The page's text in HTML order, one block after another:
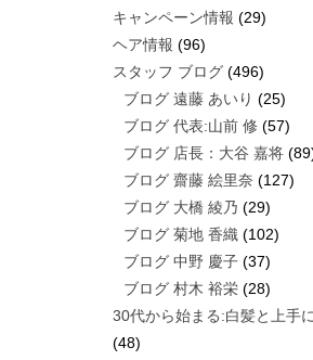
キャンペーン情報 (29)
ヘア情報 (96)
スタッフ ブログ (496)
ブログ 遠藤 あいり (25)
ブログ 代表:山前 修 (57)
ブログ 店長：大谷 嘉将
ブログ 齋藤 絵里奈 (127)
ブログ 大橋 綾乃 (29)
ブログ 菊地 香織 (102)
ブログ 中野 慶子 (37)
ブログ 村木 裕栄 (28)
30代から始まる:白髪と上手
(48)